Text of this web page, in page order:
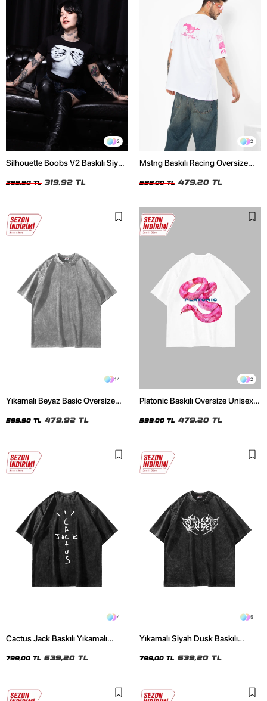
2
Silhouette Boobs V2 Baskılı Siyah
399,90 TL 319,92 TL
2
Mstng Baskılı Racing Oversize
599,00 TL 479,20 TL
14
Yıkamalı Beyaz Basic Oversize
599,90 TL 479,92 TL
2
Platonic Baskılı Oversize Unisex
599,00 TL 479,20 TL
4
Cactus Jack Baskılı Yıkamalı
799,00 TL 639,20 TL
5
Yıkamalı Siyah Dusk Baskılı
799,00 TL 639,20 TL